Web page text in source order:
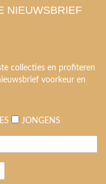
NIEUWSBRIEF
collecties en profiteren
voorkeur en
JONGENS